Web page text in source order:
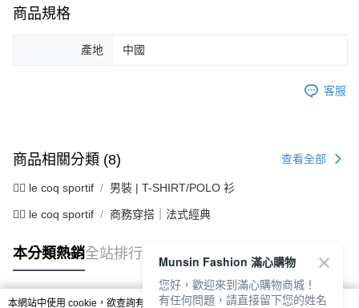
商品規格
產地 中國
客服
商品相關分類 (8) 查看全部
🚴‍♂️ le coq sportif 男裝 | T-SHIRT/POLO 衫
🚴‍♂️ le coq sportif 商務穿搭｜法式經典
本分類熱銷全站排行
本網站中使用 cookie，欲查詢有關本網站使用 cookie 方式之詳情，及若您不希
Munsin Fashion 滿心購物
您好，歡迎來到滿心購物商城！
有任何問題，請直接留下您的姓名